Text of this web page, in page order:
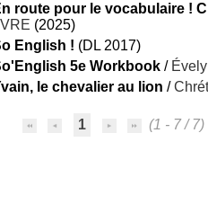
route pour le vocabulaire !
(2025)
English ! (DL 2017)
5e Workbook /
le chevalier au lion /
1 (1 - 7 / 7)